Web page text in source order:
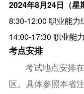
2024年8月24日（星
8:30-12:00 职业能力
14:00-17:30 职业能
考点安排
考试地点安排
区。具体参照本省